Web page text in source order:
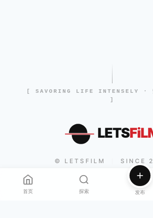
[ SAVORING LIFE INTENSELY ·
]
LETS
© LETSFILM SINCE
首页 探索 发布